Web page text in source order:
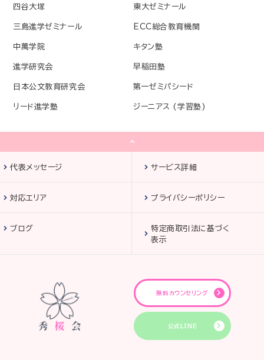
四谷大塚 東大ゼミナール
三島進学ゼミナール ECC総合教育機関
中萬学院 キタン塾
進学研究会 早稲田塾
日本公文教育研究会 第一ゼミパシード
リード進学塾 ジーニアス (学習塾)
代表メッセージ サービス詳細
対応エリア プライバシーポリシー
ブログ
特定商取引法に基づく
表示
無料カウンセリング
公式LINE